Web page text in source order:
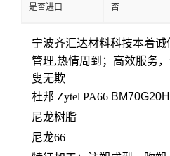
是否进口 否
宁波齐汇达材料科技本着诚
管理,热情周到；高效服务
叟无欺
杜邦 Zytel PA66
尼龙树脂
尼龙66